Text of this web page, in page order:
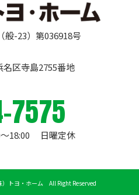
般-23）第036918号
区寺島2755番地
7575
〜18:00 日曜定休
）トヨ・ホーム All Right Reserved